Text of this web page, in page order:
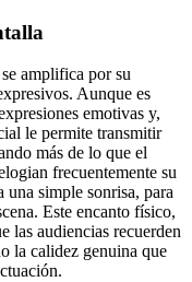
amplifica por su
Aunque es
emotivas y,
le permite transmitir
más de lo que el
frecuentemente su
una simple sonrisa, para
Este encanto físico,
las audiencias recuerden
la calidez genuina que